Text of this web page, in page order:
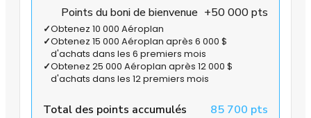
Points du boni de bienvenue +50 000 pts
✓Obtenez 10 000 Aéroplan
✓Obtenez 15 000 Aéroplan après 6 000 $
d'achats dans les 6 premiers mois
✓Obtenez 25 000 Aéroplan après 12 000 $
d'achats dans les 12 premiers mois
Total des points accumulés 85 700 pts